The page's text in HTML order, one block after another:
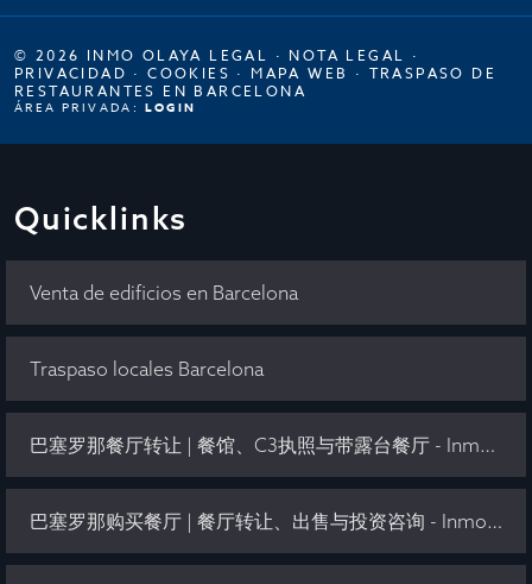
© 2026 INMO OLAYA LEGAL · NOTA LEGAL ·
PRIVACIDAD ·COOKIES · MAPA WEB · TRASPASO DE
RESTAURANTES EN BARCELONA
ÁREA PRIVADA: LOGIN
Quicklinks
Venta de edificios en Barcelona
Traspaso locales Barcelona
巴塞罗那餐厅转让 | 餐馆、C3执照与带露台餐厅 - Inmo Olaya
巴塞罗那购买餐厅 | 餐厅转让、出售与投资咨询 - Inmo Olaya